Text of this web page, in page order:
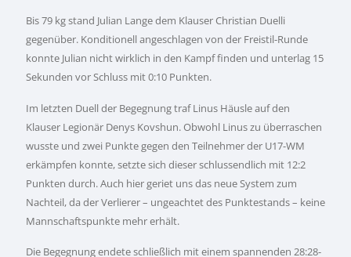
Bis 79 kg stand Julian Lange dem Klauser Christian Duelli
gegenüber. Konditionell angeschlagen von der Freistil-Runde
konnte Julian nicht wirklich in den Kampf finden und unterlag 15
Sekunden vor Schluss mit 0:10 Punkten.
Im letzten Duell der Begegnung traf Linus Häusle auf den
Klauser Legionär Denys Kovshun. Obwohl Linus zu überraschen
wusste und zwei Punkte gegen den Teilnehmer der U17-WM
erkämpfen konnte, setzte sich dieser schlussendlich mit 12:2
Punkten durch. Auch hier geriet uns das neue System zum
Nachteil, da der Verlierer – ungeachtet des Punktestands – keine
Mannschaftspunkte mehr erhält.
Die Begegnung endete schließlich mit einem spannenden 28:28-